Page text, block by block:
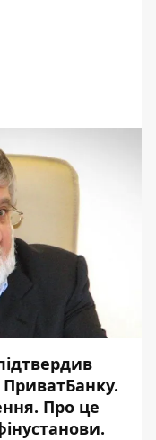
ПриватБанку.
Про це